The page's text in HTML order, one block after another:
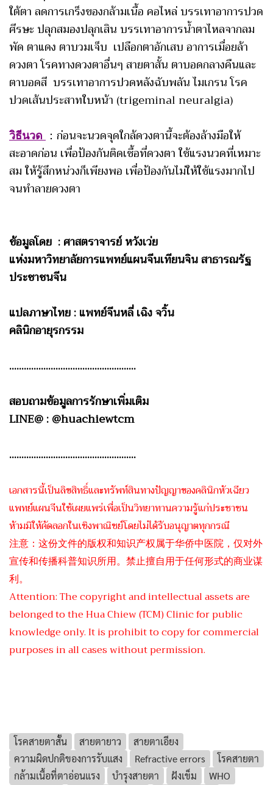
ใต้ตา ลดการเกร็งของกล้ามเนื้อ คอไหล่ บรรเทาอาการปวด
ศีรษะ ปลุกสมองปลุกเสิน บรรเทาอาการน้ำตาไหลจากลม
พัด ตาแดง ตาบวมเจ็บ เปลือกตาอักเสบ อาการเมื่อยล้า
ดวงตา โรคทางดวงตาอื่นๆ สายตาสั้น ตาบอดกลางคืนและ
ตาบอดสี บรรเทาอาการปวดหลังฉับพลัน ไมเกรน โรค
ปวดเส้นประสาทใบหน้า (trigeminal neuralgia)
วิธีนวด ：ก่อนจะนวดจุดใกล้ดวงตานี้จะต้องล้างมือให้
สะอาดก่อน เพื่อป้องกันติดเชื้อที่ดวงตา ใช้แรงนวดที่เหมาะ
สม ให้รู้สึกหน่วงก็เพียงพอ เพื่อป้องกันไม่ให้ใช้แรงมากไป
จนทำลายดวงตา
ข้อมูลโดย : ศาสตราจารย์ หวังเว่ย
แห่งมหาวิทยาลัยการแพทย์แผนจีนเทียนจิน สาธารณรัฐ
ประชาชนจีน
แปลภาษาไทย : แพทย์จีนหลี่ เฉิง จวิ้น
คลินิกอายุรกรรม
....................................................
สอบถามข้อมูลการรักษาเพิ่มเติม
LINE@ : @huachiewtcm
....................................................
เอกสารนี้เป็นลิขสิทธิ์และทรัพท์สินทางปัญญาของคลินิกหัวเฉียว
แพทย์แผนจีนใช้เผยแพร่เพื่อเป็นวิทยาทานความรู้แก่ประชาชน
ห้ามมิให้คัดลอกในเชิงพาณิชย์โดยไม่ได้รับอนุญาตทุกกรณี
注意：这份文件的版权和知识产权属于华侨中医院，仅对外
宣传和传播科普知识所用。禁止擅自用于任何形式的商业谋
利。
Attention: The copyright and intellectual assets are
belonged to the Hua Chiew (TCM) Clinic for public
knowledge only. It is prohibit to copy for commercial
purposes in all cases without permission.
โรคสายตาสั้น สายตายาว
สายตาเอียง
ความผิดปกติของการรับแสง
Refractive errors
โรคสายตา
กล้ามเนื้อที่ตาอ่อนแรง
บำรุงสายตา ฝังเข็ม
WHO